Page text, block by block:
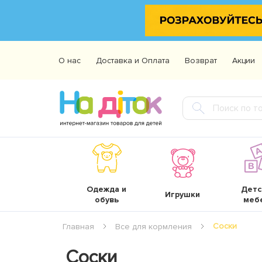
О нас Доставка и Оплата Возврат Акции
Одежда и
обувь
Игрушки
Главная Все для кормления Соски